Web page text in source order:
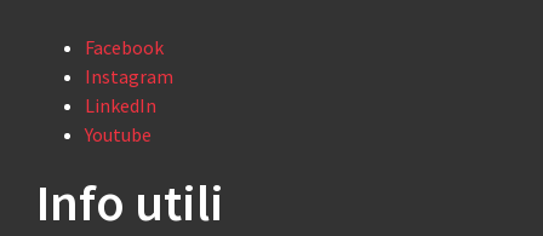
Facebook
Instagram
LinkedIn
Youtube
Info utili